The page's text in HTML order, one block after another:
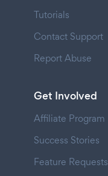
Tutorials
Contact Support
Report Abuse
Get Involved
Affiliate Program
Success Stories
Feature Requests